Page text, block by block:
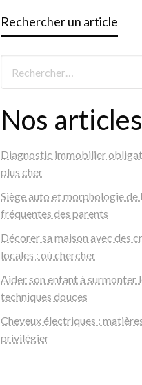
Rechercher un article
Nos
Diagnostic immobilier
plus cher
Siège auto et morphologie de
fréquentes des parents
Décorer sa maison avec des
locales : où chercher
Aider son enfant à surmonter
techniques douces
Cheveux électriques :
privilégier